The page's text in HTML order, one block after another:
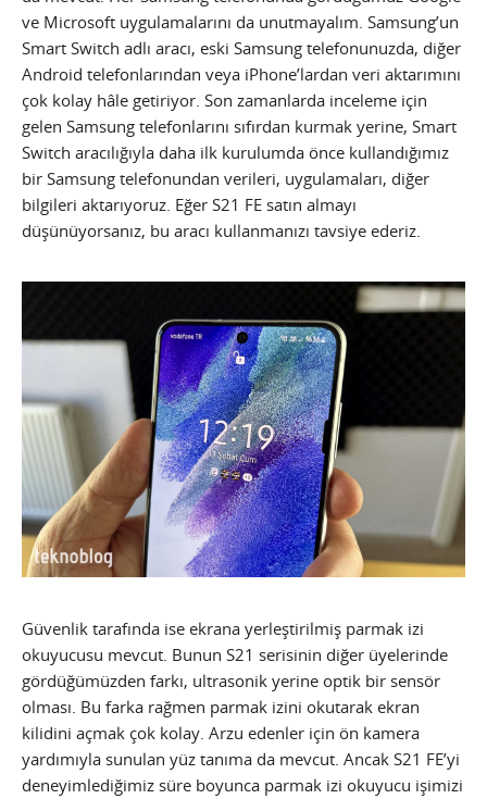
ve Microsoft uygulamalarını da unutmayalım. Samsung’un
Smart Switch adlı aracı, eski Samsung telefonunuzda, diğer
Android telefonlarından veya iPhone’lardan veri aktarımını
çok kolay hâle getiriyor. Son zamanlarda inceleme için
gelen Samsung telefonlarını sıfırdan kurmak yerine, Smart
Switch aracılığıyla daha ilk kurulumda önce kullandığımız
bir Samsung telefonundan verileri, uygulamaları, diğer
bilgileri aktarıyoruz. Eğer S21 FE satın almayı
düşünüyorsanız, bu aracı kullanmanızı tavsiye ederiz.
Güvenlik tarafında ise ekrana yerleştirilmiş parmak izi
okuyucusu mevcut. Bunun S21 serisinin diğer üyelerinde
gördüğümüzden farkı, ultrasonik yerine optik bir sensör
olması. Bu farka rağmen parmak izini okutarak ekran
kilidini açmak çok kolay. Arzu edenler için ön kamera
yardımıyla sunulan yüz tanıma da mevcut. Ancak S21 FE’yi
deneyimlediğimiz süre boyunca parmak izi okuyucu işimizi